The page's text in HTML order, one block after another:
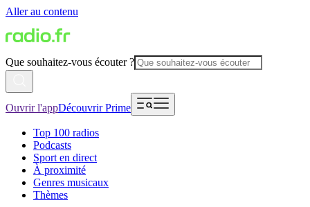
Aller au contenu
Que souhaitez-vous écouter ?
Ouvrir l'appDécouvrir Prime
Top 100 radios
Podcasts
Sport en direct
À proximité
Genres musicaux
Thèmes